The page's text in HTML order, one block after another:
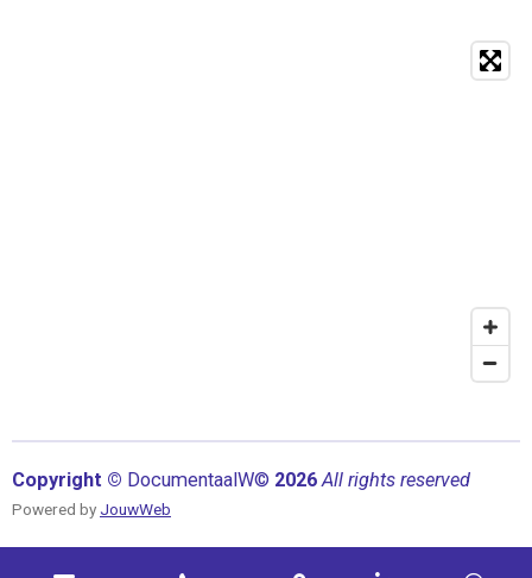
Copyright © DocumentaalW© 2026All rights reserved
Powered by JouwWeb